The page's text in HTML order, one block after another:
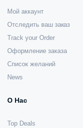
Мой аккаунт
Отследить ваш заказ
Track your Order
Оформление заказа
Список желаний
News
О Нас
Top Deals